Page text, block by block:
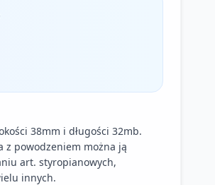
38mm i długości 32mb.
z powodzeniem można ją
art. styropianowych,
innych.